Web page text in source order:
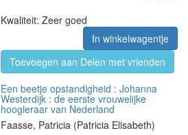
Kwaliteit: Zeer goed
In winkelwagentje
Toevoegen aan Delen met vrienden
Een beetje opstandigheid : Johanna
Westerdijk : de eerste vrouwelijke
hoogleraar van Nederland
Faasse, Patricia (Patricia Elisabeth)